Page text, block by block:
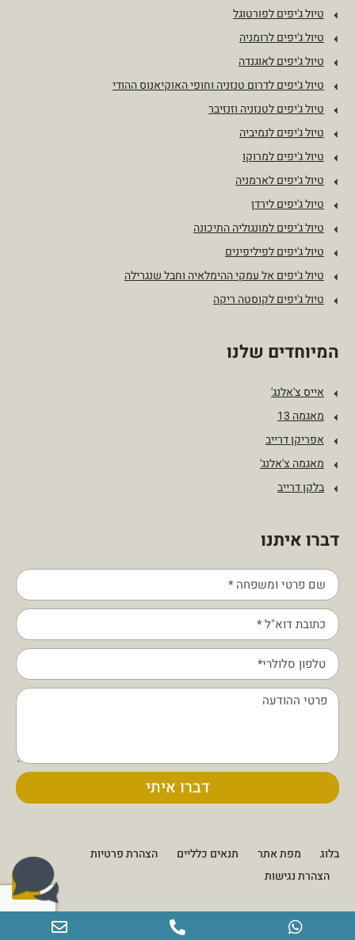
טיול ג'יפים לפורטוגל
טיול ג'יפים לרומניה
טיול ג'יפים לאוגנדה
טיול ג'יפים לדרום טנזניה וחופי האוקיאנוס ההודי
טיול ג'יפים לטנזניה וזנזיבר
טיול ג'יפים לנמיביה
טיול ג'יפים למרוקו
טיול ג'יפים לארמניה
טיול ג'יפים לירדן
טיול ג'יפים למונגוליה התיכונה
טיול ג'יפים לפיליפינים
טיול ג'יפים אל עמקי ההימלאיה וחבל שנגרילה
טיול ג'יפים לקוסטה ריקה
המיוחדים שלנו
אייס צ'אלנג'
מאגמה 13
אפריקן דרייב
מאגמה צ'אלנג'
בלקן דרייב
דברו איתנו
דברו איתי
בלוג מפת אתר תנאים כלליים
הצהרת פרטיות
הצהרת נגישות
צריך עזרה? התחל